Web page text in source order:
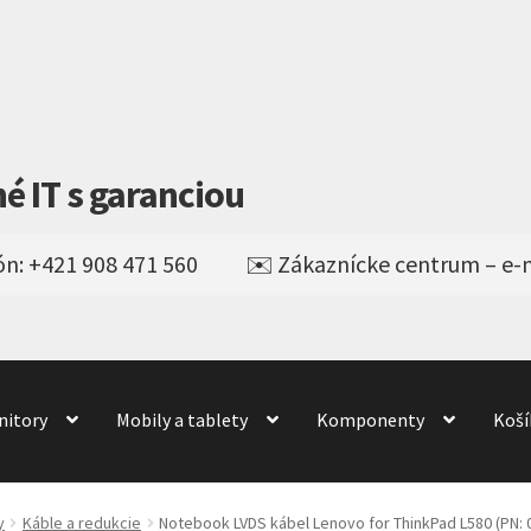
IT s garanciou
Mobily a tablety Komponenty
podmienky Wishlist
Káble a redukcie Notebook LVDS kábel Lenovo for ThinkPad L580 (PN: